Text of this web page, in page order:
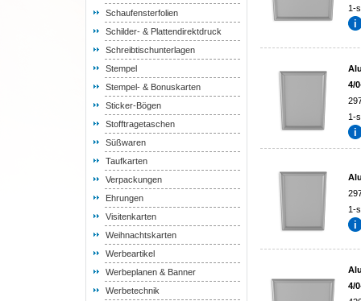
Schaufensterfolien
Schilder- & Plattendirektdruck
Schreibtischunterlagen
Stempel
Stempel- & Bonuskarten
Sticker-Bögen
Stofftragetaschen
Süßwaren
Taufkarten
Verpackungen
Ehrungen
Visitenkarten
Weihnachtskarten
Werbeartikel
Werbeplanen & Banner
Werbetechnik
1-
4/
1-
1-
4/